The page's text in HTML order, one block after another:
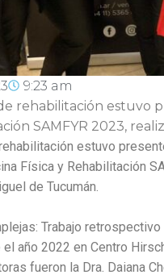
9:23 am
rehabilitación estuvo
SAMFYR 2023,
estuvo
Física y Rehabilitación
de Tucumán.
Trabajo
año 2022 en Centro
fueron la Dra. Daiana